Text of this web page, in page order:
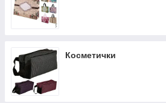
Косметички